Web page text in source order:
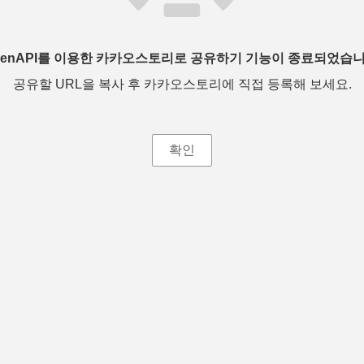
를 이용한 카카오스토리로 공유하기 기능이 종료되었습
공유할 URL을 복사 후 카카오스토리에 직접 등록해 보세요.
확인